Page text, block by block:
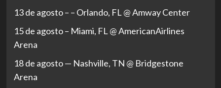
13 de agosto – – Orlando, FL @ Amway Center
15 de agosto – Miami, FL @ AmericanAirlines
Arena
18 de agosto — Nashville, TN @ Bridgestone
Arena